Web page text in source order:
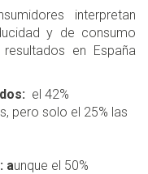
interpretan
y de consumo
en España
el 42%
pero solo el 25% las
aunque el 50%